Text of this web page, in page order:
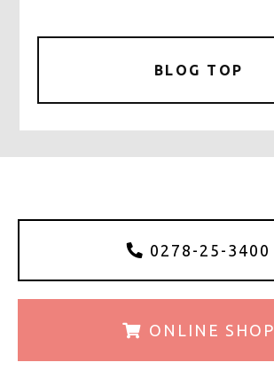
c
e
b
o
o
it
te
r
ai
BLOG TOP
0278-25-3400
ONLINE SHOP